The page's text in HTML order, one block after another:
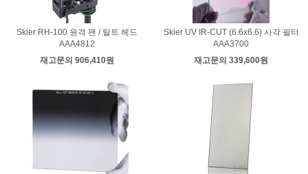
Skier RH-100 원격 팬 / 틸트 헤드
AAA4812
재고문의 906,410원
Skier UV IR-CUT (6.6x6.6) 사각 필터
AAA3700
재고문의 339,600원